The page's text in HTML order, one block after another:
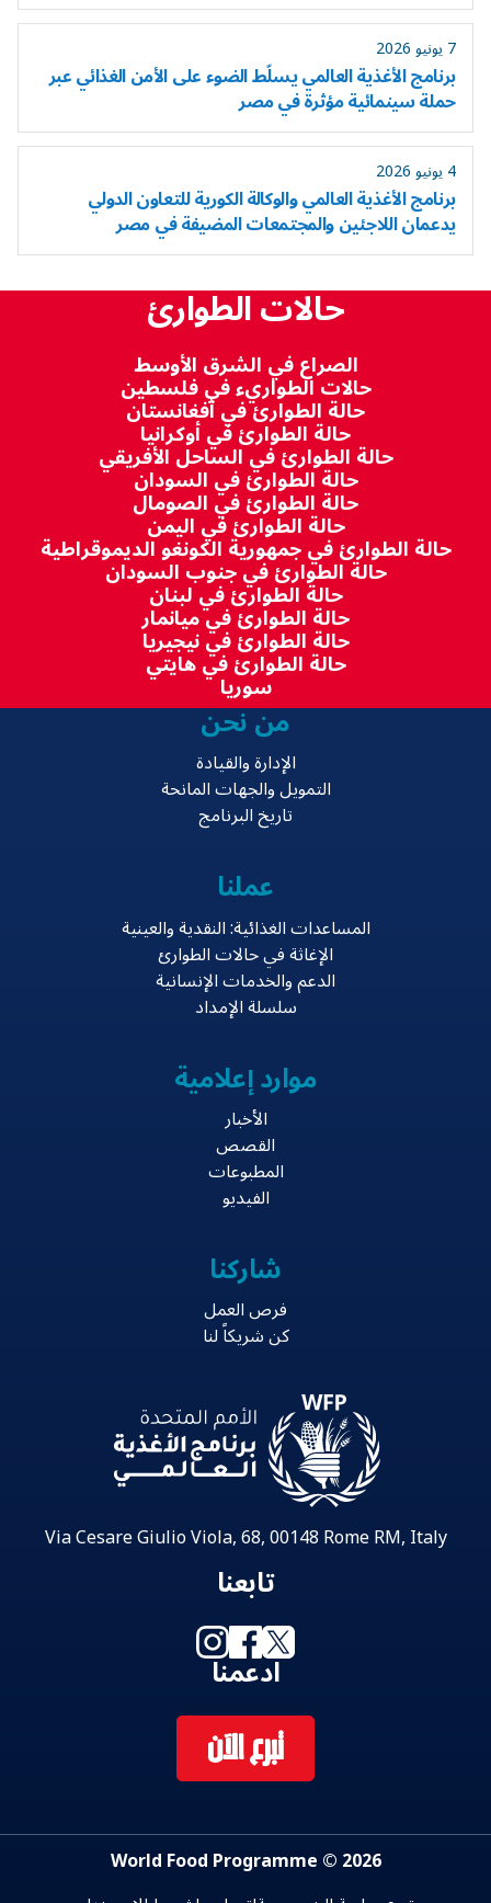
7 يونيو 2026
برنامج الأغذية العالمي يسلّط الضوء على الأمن الغذائي عبر
حملة سينمائية مؤثرة في مصر
4 يونيو 2026
برنامج الأغذية العالمي والوكالة الكورية للتعاون الدولي
يدعمان اللاجئين والمجتمعات المضيفة في مصر
حالات الطوارئ
الصراع في الشرق الأوسط
حالات الطواريء في فلسطين
حالة الطوارئ في أفغانستان
حالة الطوارئ في أوكرانيا
حالة الطوارئ في الساحل الأفريقي
حالة الطوارئ في السودان
حالة الطوارئ في الصومال
حالة الطوارئ في اليمن
حالة الطوارئ في جمهورية الكونغو الديموقراطية
حالة الطوارئ في جنوب السودان
حالة الطوارئ في لبنان
حالة الطوارئ في ميانمار
حالة الطوارئ في نيجيريا
حالة الطوارئ في هايتي
سوريا
من نحن
الإدارة والقيادة
التمويل والجهات المانحة
تاريخ البرنامج
عملنا
المساعدات الغذائية: النقدية والعينية
الإغاثة في حالات الطوارئ
الدعم والخدمات الإنسانية
سلسلة الإمداد
موارد إعلامية
الأخبار
القصص
المطبوعات
الفيديو
شاركنا
فرص العمل
كن شريكاً لنا
Via Cesare Giulio Viola, 68, 00148 Rome RM, Italy
تابعنا
ادعمنا
تبرع الآن
2026 © World Food Programme